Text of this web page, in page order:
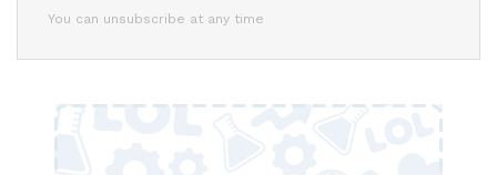
You can unsubscribe at any time